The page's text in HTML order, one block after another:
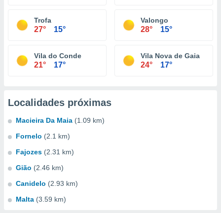
Trofa
27° 15°
Valongo
28° 15°
Vila do Conde
21° 17°
Vila Nova de Gaia
24° 17°
Localidades próximas
Macieira Da Maia (1.09 km)
Fornelo (2.1 km)
Fajozes (2.31 km)
Gião (2.46 km)
Canidelo (2.93 km)
Malta (3.59 km)